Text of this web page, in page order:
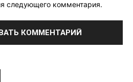
следующего комментария.